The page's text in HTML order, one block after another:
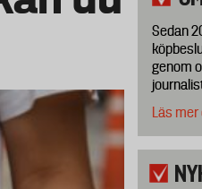
Sedan
genom
Läs